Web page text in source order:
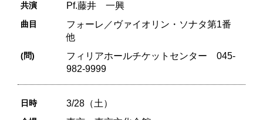
共演 Pf.藤井 一興
曲目
フォーレ／ヴァイオリン・ソナタ第1番
他
(問)
フィリアホールチケットセンター 045-
982-9999
日時 3/28（土）